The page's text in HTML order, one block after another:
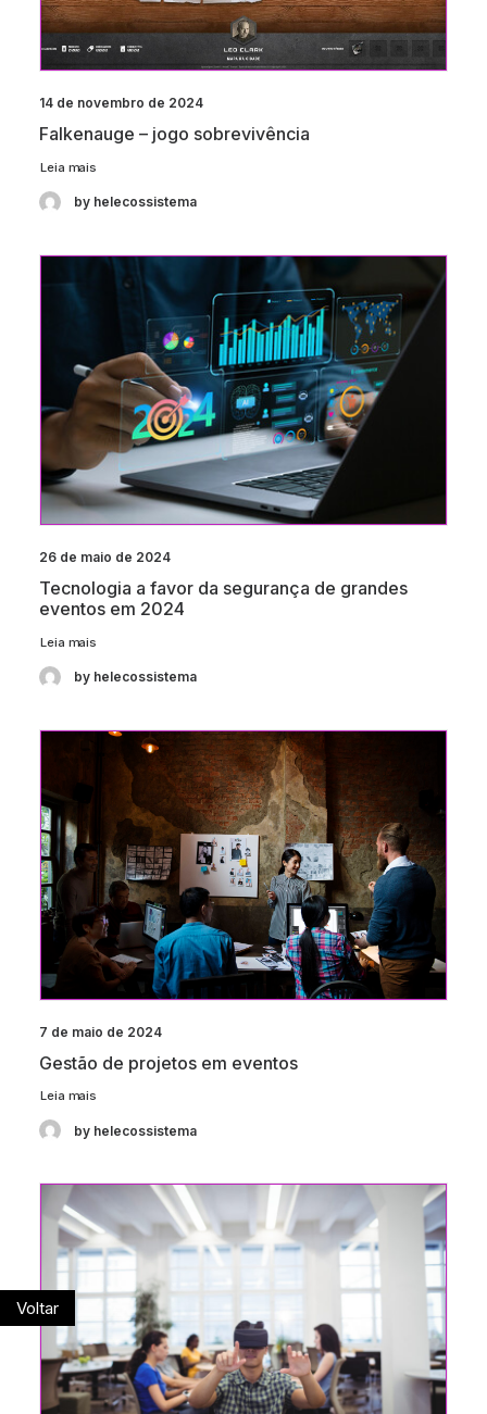
14 de novembro de 2024
Falkenauge – jogo sobrevivência
Leia mais
by helecossistema
26 de maio de 2024
Tecnologia a favor da segurança de grandes
eventos em 2024
Leia mais
by helecossistema
7 de maio de 2024
Gestão de projetos em eventos
Leia mais
by helecossistema
Voltar